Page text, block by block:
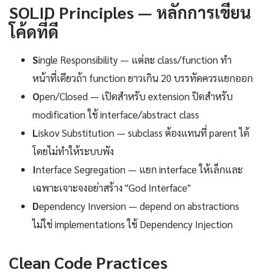
SOLID Principles — หลักการเขียน
โค้ดที่ดี
Single Responsibility — แต่ละ class/function ทำ
หน้าที่เดียวถ้า function ยาวเกิน 20 บรรทัดควรแยกออก
Open/Closed — เปิดสำหรับ extension ปิดสำหรับ
modification ใช้ interface/abstract class
Liskov Substitution — subclass ต้องแทนที่ parent ได้
โดยไม่ทำให้ระบบพัง
Interface Segregation — แยก interface ให้เล็กและ
เฉพาะเจาะจงอย่าสร้าง "God Interface"
Dependency Inversion — depend on abstractions
ไม่ใช่ implementations ใช้ Dependency Injection
Clean Code Practices